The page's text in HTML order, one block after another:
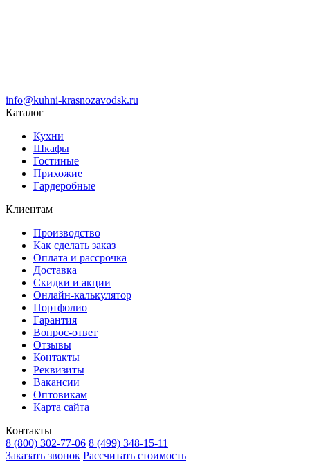
info@kuhni-krasnozavodsk.ru
Каталог
Кухни
Шкафы
Гостиные
Прихожие
Гардеробные
Клиентам
Производство
Как сделать заказ
Оплата и рассрочка
Доставка
Скидки и акции
Онлайн-калькулятор
Портфолио
Гарантия
Вопрос-ответ
Отзывы
Контакты
Реквизиты
Вакансии
Оптовикам
Карта сайта
Контакты
8 (800) 302-77-06 8 (499) 348-15-11
Заказать звонок Рассчитать стоимость